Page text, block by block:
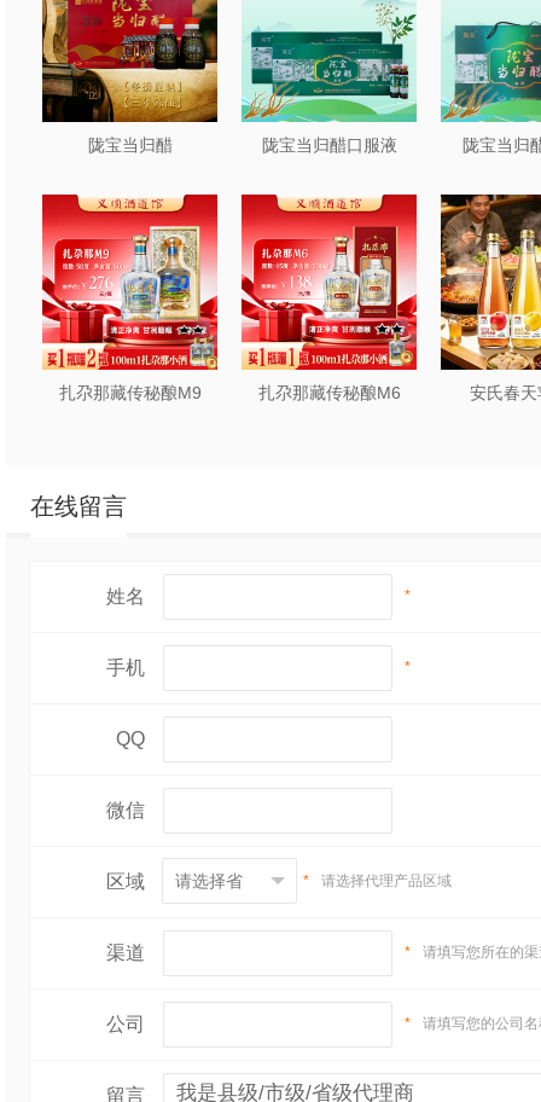
陇宝当归醋 陇宝当归醋口服液 陇宝当归
扎尕那藏传秘酿M9 扎尕那藏传秘酿M6 安氏春天
在线留言
姓名 *
手机 *
QQ
微信
区域 * 请选择代理产品区域
渠道 * 请填写您所在的
公司 * 请填写您的公司
留言